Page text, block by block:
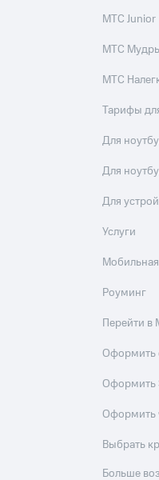
МТС Junior
МТС
МТС
Тарифы
Для
Для
Для
Услуги
Роуминг
Перейти
Оформить
Оформить
Оформить
Выбрать
Больше